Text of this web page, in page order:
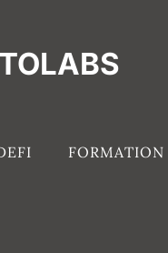
FORMATION